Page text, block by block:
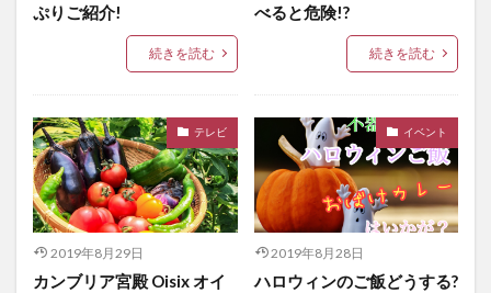
ぷりご紹介!
続きを読む
べると危険!?
続きを読む
テレビ
2019年8月29日
カンブリア宮殿 Oisix オイ
イベント
2019年8月28日
ハロウィンのご飯どうする?